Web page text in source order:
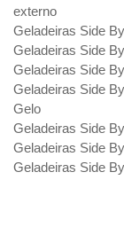
externo
Geladeiras Side
Geladeiras Side
Geladeiras Side
Geladeiras Side
Gelo
Geladeiras Side
Geladeiras Side
Geladeiras Side